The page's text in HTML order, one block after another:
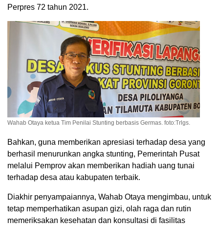
Perpres 72 tahun 2021.
Wahab Otaya ketua Tim Penilai Stunting berbasis Germas. foto:Trlgs.
Bahkan, guna memberikan apresiasi terhadap desa yang
berhasil menurunkan angka stunting, Pemerintah Pusat
melalui Pemprov akan memberikan hadiah uang tunai
terhadap desa atau kabupaten terbaik.
Diakhir penyampaiannya, Wahab Otaya mengimbau, untuk
tetap memperhatikan asupan gizi, olah raga dan rutin
memeriksakan kesehatan dan konsultasi di fasilitas